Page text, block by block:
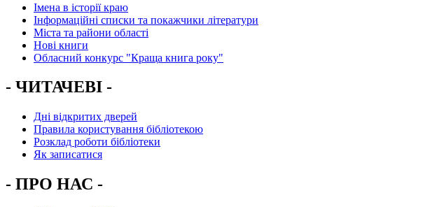
Імена в історії краю
Інформаційні списки та покажчики літератури
Міста та райони області
Нові книги
Обласний конкурс "Краща книга року"
- ЧИТАЧЕВІ -
Дні відкритих дверей
Правила користування бібліотекою
Розклад роботи бібліотеки
Як записатися
- ПРО НАС -